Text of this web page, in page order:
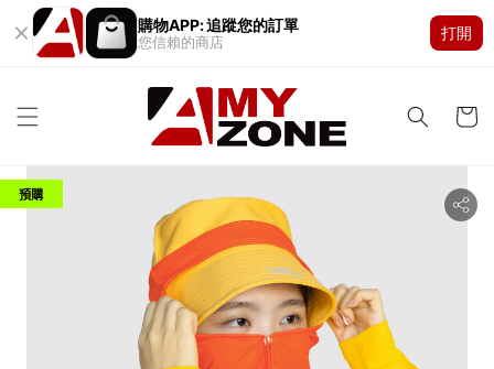
購物APP: 追蹤您的訂單
您信賴的商店
打開
預購